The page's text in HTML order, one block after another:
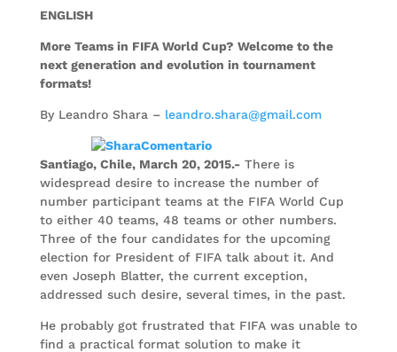
ENGLISH
More Teams in FIFA World Cup? Welcome to the
next generation and evolution in tournament
formats!
By Leandro Shara – leandro.shara@gmail.com
Santiago, Chile, March 20, 2015.-There is
widespread desire to increase the number of
number participant teams at the FIFA World Cup
to either 40 teams, 48 teams or other numbers.
Three of the four candidates for the upcoming
election for President of FIFA talk about it. And
even Joseph Blatter, the current exception,
addressed such desire, several times, in the past.
He probably got frustrated that FIFA was unable to
find a practical format solution to make it